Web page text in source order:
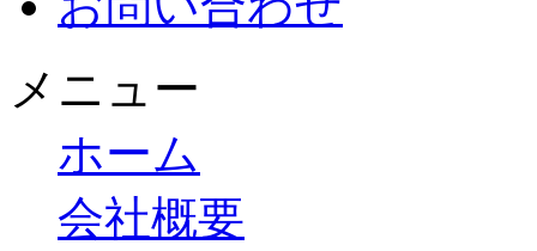
メニュー
ホーム
会社概要